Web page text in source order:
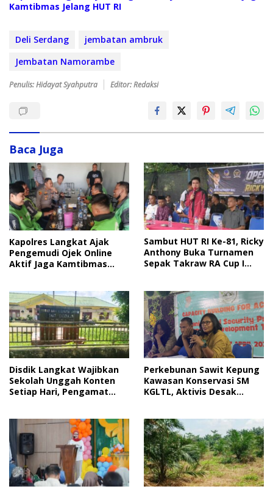
Kamtibmas Jelang HUT RI
Deli Serdang
jembatan ambruk
Jembatan Namorambe
Penulis: Hidayat Syahputra Editor: Redaksi
Baca Juga
Kapolres Langkat Ajak
Pengemudi Ojek Online
Aktif Jaga Kamtibmas
Sambut HUT RI Ke-81, Ricky
Anthony Buka Turnamen
Sepak Takraw RA Cup I
Disdik Langkat Wajibkan
Sekolah Unggah Konten
Setiap Hari, Pengamat
Perkebunan Sawit Kepung
Kawasan Konservasi SM
KGLTL, Aktivis Desak